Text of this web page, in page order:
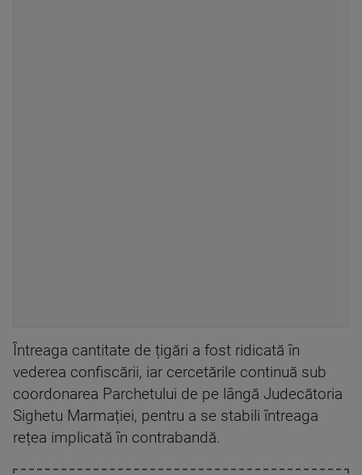
Întreaga cantitate de țigări a fost ridicată în
vederea confiscării, iar cercetările continuă sub
coordonarea Parchetului de pe lângă Judecătoria
Sighetu Marmației, pentru a se stabili întreaga
rețea implicată în contrabandă.